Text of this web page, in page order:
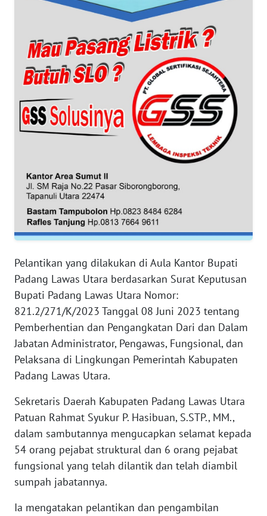
Pelantikan yang dilakukan di Aula Kantor Bupati
Padang Lawas Utara berdasarkan Surat Keputusan
Bupati Padang Lawas Utara Nomor:
821.2/271/K/2023 Tanggal 08 Juni 2023 tentang
Pemberhentian dan Pengangkatan Dari dan Dalam
Jabatan Administrator, Pengawas, Fungsional, dan
Pelaksana di Lingkungan Pemerintah Kabupaten
Padang Lawas Utara.
Sekretaris Daerah Kabupaten Padang Lawas Utara
Patuan Rahmat Syukur P. Hasibuan, S.STP., MM.,
dalam sambutannya mengucapkan selamat kepada
54 orang pejabat struktural dan 6 orang pejabat
fungsional yang telah dilantik dan telah diambil
sumpah jabatannya.
Ia mengatakan pelantikan dan pengambilan
WN
PAPUA
WN
PAPUA
BARAT
RIAU
WN
SERAMBI
JAMBI
WN
SULTRA
WN
NTB
SULTENG
WN
WN
BABEL